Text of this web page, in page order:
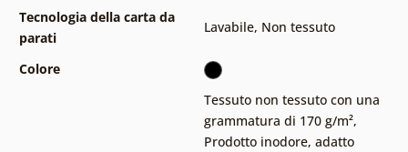
Tecnologia della carta da
parati
Lavabile, Non tessuto
Colore
Tessuto non tessuto con una
grammatura di 170 g/m²,
Prodotto inodore, adatto